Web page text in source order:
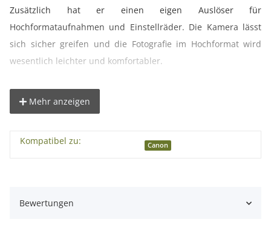
Zusätzlich hat er einen eigen Auslöser für
Hochformataufnahmen und Einstellräder. Die Kamera lässt
sich sicher greifen und die Fotografie im Hochformat wird
wesentlich leichter und komfortabler.
und hilft die Kamera bei schwierigen Aufnahmen zu
Zusatzfunktionen und ist daher sehr komfortabel und bietet
Mehr anzeigen
Kompatibel zu: Canon
Bewertungen